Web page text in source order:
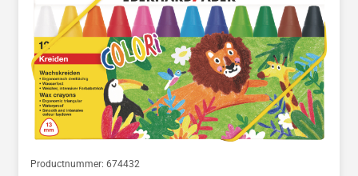
Productnummer: 674432